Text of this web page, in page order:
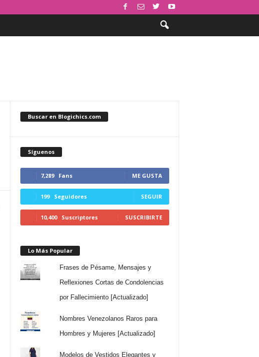
Buscar en Blogichics.com
Síguenos
7,289 Fans ME GUSTA
199 Seguidores SEGUIR
10,400 Suscriptores SUSCRIBIRTE
Lo Más Popular
Frases de Pésame, Mensajes y
Reflexiones Cortas de Condolencias
por Fallecimiento [Actualizado]
Nombres Venezolanos Raros para
Hombres y Mujeres [Actualizado]
Modelos de Vestidos Elegantes y